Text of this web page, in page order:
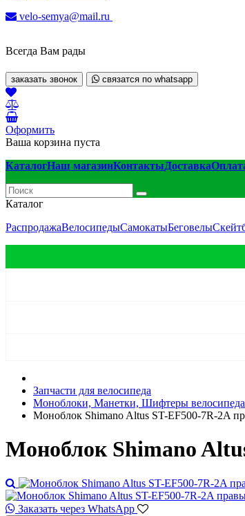
velo-semya@mail.ru
Всегда Вам рады
заказать звонок связатся по whatsapp
Оформить
Ваша корзина пуста
КаталогНаш магазинКонтактыДоставка
Каталог
РаспродажаВелосипедыСамокатыБеговелы
Запчасти для велосипеда
Моноблоки, Манетки, Шифтеры велосипеда
Моноблок Shimano Altus ST-EF500-7R-2A
Моноблок Shimano
Заказать через WhatsApp